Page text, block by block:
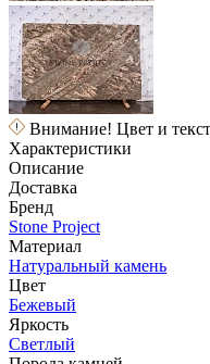
Внимание! Цвет и
Характеристики
Описание
Доставка
Бренд
Stone Project
Материал
Натуральный камень
Цвет
Бежевый
Яркость
Светлый